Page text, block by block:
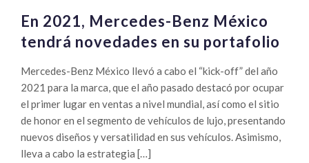
En 2021, Mercedes-Benz México
tendrá novedades en su portafolio
Mercedes-Benz México llevó a cabo el “kick-off” del año
2021 para la marca, que el año pasado destacó por ocupar
el primer lugar en ventas a nivel mundial, así como el sitio
de honor en el segmento de vehículos de lujo, presentando
nuevos diseños y versatilidad en sus vehículos. Asimismo,
lleva a cabo la estrategia […]